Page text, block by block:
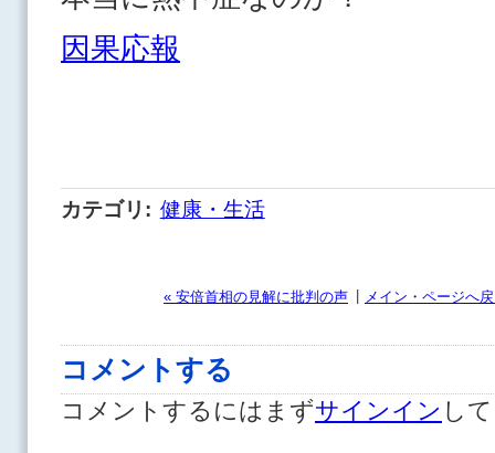
因果応報
カテゴリ : 健康・生活
« 安倍首相の見解に批判の声 メイン・ページへ
コメントする
コメントするにはまずサインイン し